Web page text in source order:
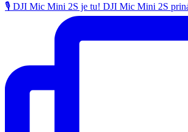
🎙️ DJI Mic Mini 2S je tu! DJI Mic Mini 2S